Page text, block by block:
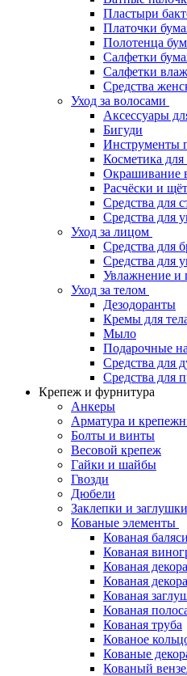
Пластыри
Платочки
Полотенца
Салфетки
Салфетки
Средства
Уход за волосами
Аксессуары
Бигуди
Инструменты
Косметика для
Окрашивание
Расчёски и
Средства для
Средства для
Уход за лицом
Средства для
Средства для
Увлажнение и
Уход за телом
Дезодоранты
Кремы для
Мыло
Подарочные
Средства для
Средства для
Крепеж и фурнитура
Анкеры
Арматура и
Болты и винты
Весовой крепеж
Гайки и шайбы
Гвозди
Дюбели
Заклепки и заглушки
Кованые элементы
Кованая
Кованая
Кованая
Кованая
Кованая
Кованая
Кованая труба
Кованое
Кованые
Кованый